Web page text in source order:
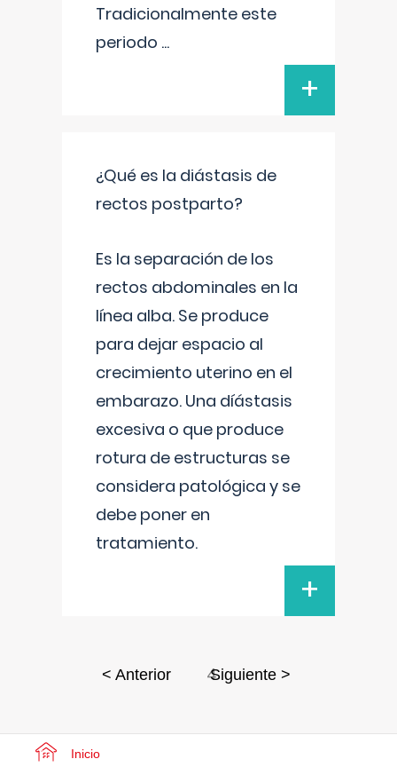
Tradicionalmente este
periodo ...
+
¿Qué es la diástasis de
rectos postparto?
Es la separación de los
rectos abdominales en la
línea alba. Se produce
para dejar espacio al
crecimiento uterino en el
embarazo. Una díástasis
excesiva o que produce
rotura de estructuras se
considera patológica y se
debe poner en
tratamiento.
+
< Anterior 4
Siguiente >
Inicio